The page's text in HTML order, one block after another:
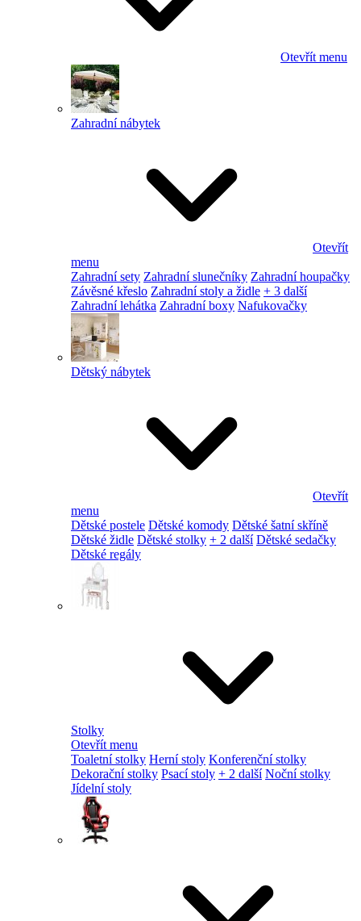
Otevřít menu
Zahradní nábytek
Otevřít
menu
Zahradní sety Zahradní slunečníky Zahradní houpačky
Závěsné křeslo Zahradní stoly a židle + 3 další
Zahradní lehátka Zahradní boxy Nafukovačky
Dětský nábytek
Otevřít
menu
Dětské postele Dětské komody Dětské šatní skříně
Dětské židle Dětské stolky + 2 další Dětské sedačky
Dětské regály
Stolky
Otevřít menu
Toaletní stolky Herní stoly Konferenční stolky
Dekorační stolky Psací stoly + 2 další Noční stolky
Jídelní stoly